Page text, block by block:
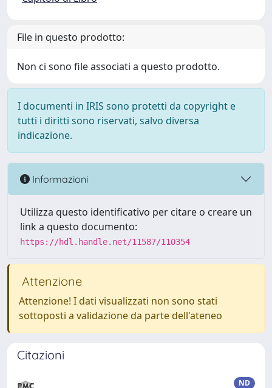
File in questo prodotto:
Non ci sono file associati a questo prodotto.
I documenti in IRIS sono protetti da copyright e
tutti i diritti sono riservati, salvo diversa
indicazione.
Informazioni
Utilizza questo identificativo per citare o creare un
link a questo documento:
https://hdl.handle.net/11587/110354
Attenzione
Attenzione! I dati visualizzati non sono stati
sottoposti a validazione da parte dell'ateneo
Citazioni
ND